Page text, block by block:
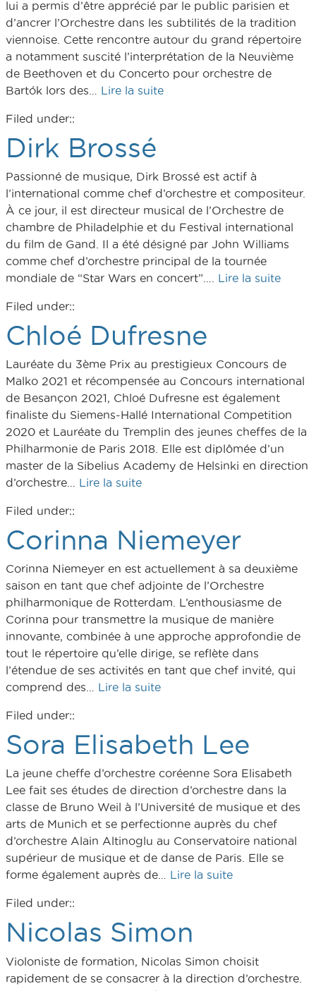
lui a permis d’être apprécié par le public parisien et
d’ancrer l’Orchestre dans les subtilités de la tradition
viennoise. Cette rencontre autour du grand répertoire
a notamment suscité l’interprétation de la Neuvième
de Beethoven et du Concerto pour orchestre de
Bartók lors des… Lire la suite
Filed under::
Dirk Brossé
Passionné de musique, Dirk Brossé est actif à
l’international comme chef d’orchestre et compositeur.
À ce jour, il est directeur musical de l’Orchestre de
chambre de Philadelphie et du Festival international
du film de Gand. Il a été désigné par John Williams
comme chef d’orchestre principal de la tournée
mondiale de “Star Wars en concert”…. Lire la suite
Filed under::
Chloé Dufresne
Lauréate du 3ème Prix au prestigieux Concours de
Malko 2021 et récompensée au Concours international
de Besançon 2021, Chloé Dufresne est également
finaliste du Siemens-Hallé International Competition
2020 et Lauréate du Tremplin des jeunes cheffes de la
Philharmonie de Paris 2018. Elle est diplômée d’un
master de la Sibelius Academy de Helsinki en direction
d’orchestre… Lire la suite
Filed under::
Corinna Niemeyer
Corinna Niemeyer en est actuellement à sa deuxième
saison en tant que chef adjointe de l’Orchestre
philharmonique de Rotterdam. L’enthousiasme de
Corinna pour transmettre la musique de manière
innovante, combinée à une approche approfondie de
tout le répertoire qu’elle dirige, se reflète dans
l’étendue de ses activités en tant que chef invité, qui
comprend des… Lire la suite
Filed under::
Sora Elisabeth Lee
La jeune cheffe d’orchestre coréenne Sora Elisabeth
Lee fait ses études de direction d’orchestre dans la
classe de Bruno Weil à l’Université de musique et des
arts de Munich et se perfectionne auprès du chef
d’orchestre Alain Altinoglu au Conservatoire national
supérieur de musique et de danse de Paris. Elle se
forme également auprès de… Lire la suite
Filed under::
Nicolas Simon
Violoniste de formation, Nicolas Simon choisit
rapidement de se consacrer à la direction d’orchestre.